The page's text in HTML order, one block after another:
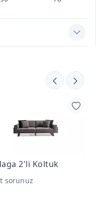
2'li Koltuk
sorunuz